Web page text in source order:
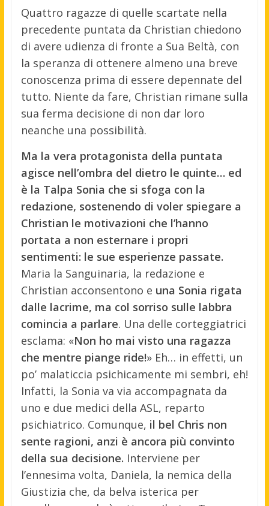
Quattro ragazze di quelle scartate nella
precedente puntata da Christian chiedono
di avere udienza di fronte a Sua Beltà, con
la speranza di ottenere almeno una breve
conoscenza prima di essere depennate del
tutto. Niente da fare, Christian rimane sulla
sua ferma decisione di non dar loro
neanche una possibilità.
Ma la vera protagonista della puntata
agisce nell’ombra del dietro le quinte… ed
è la Talpa Sonia che si sfoga con la
redazione, sostenendo di voler spiegare a
Christian le motivazioni che l’hanno
portata a non esternare i propri
sentimenti: le sue esperienze passate.
Maria la Sanguinaria, la redazione e
Christian acconsentono e una Sonia rigata
dalle lacrime, ma col sorriso sulle labbra
comincia a parlare. Una delle corteggiatrici
esclama: «Non ho mai visto una ragazza
che mentre piange ride!» Eh… in effetti, un
po’ malaticcia psichicamente mi sembri, eh!
Infatti, la Sonia va via accompagnata da
uno e due medici della ASL, reparto
psichiatrico. Comunque, il bel Chris non
sente ragioni, anzi è ancora più convinto
della sua decisione. Interviene per
l’ennesima volta, Daniela, la nemica della
Giustizia che, da belva isterica per